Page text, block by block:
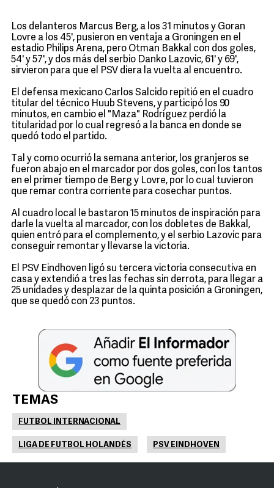
Los delanteros Marcus Berg, a los 31 minutos y Goran
Lovre a los 45', pusieron en ventaja a Groningen en el
estadio Philips Arena, pero Otman Bakkal con dos goles,
54' y 57', y dos más del serbio Danko Lazovic, 61' y 69',
sirvieron para que el PSV diera la vuelta al encuentro.
El defensa mexicano Carlos Salcido repitió en el cuadro
titular del técnico Huub Stevens, y participó los 90
minutos, en cambio el "Maza" Rodríguez perdió la
titularidad por lo cual regresó a la banca en donde se
quedó todo el partido.
Tal y como ocurrió la semana anterior, los granjeros se
fueron abajo en el marcador por dos goles, con los tantos
en el primer tiempo de Berg y Lovre, por lo cual tuvieron
que remar contra corriente para cosechar puntos.
Al cuadro local le bastaron 15 minutos de inspiración para
darle la vuelta al marcador, con los dobletes de Bakkal,
quien entró para el complemento, y el serbio Lazovic para
conseguir remontar y llevarse la victoria.
El PSV Eindhoven ligó su tercera victoria consecutiva en
casa y extendió a tres las fechas sin derrota, para llegar a
25 unidades y desplazar de la quinta posición a Groningen,
que se quedó con 23 puntos.
TEMAS
FUTBOL INTERNACIONAL
LIGA DE FUTBOL HOLANDÉS PSV EINDHOVEN